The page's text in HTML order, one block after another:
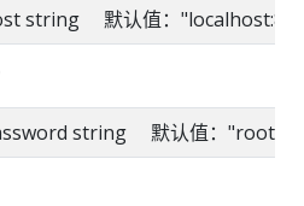
string 默认值：
string 默认值："root"